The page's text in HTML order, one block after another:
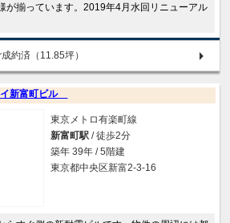
が揃っています。2019年4月水回リニューアル
約済（11.85坪）
イ新富町ビル
東京メトロ有楽町線
新富町駅 / 徒歩2分
築年 39年 / 5階建
東京都中央区新富2-3-16